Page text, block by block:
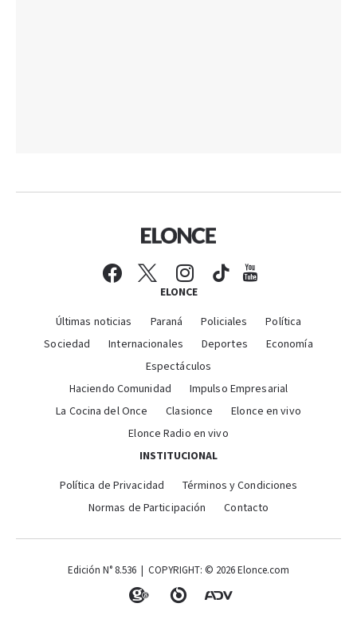
ELONCE
Últimas noticias Paraná Policiales
Política
Sociedad
Internacionales Deportes
Economía
Espectáculos
Haciendo Comunidad
Impulso Empresarial
La Cocina del Once
Clasionce
Elonce en vivo
Elonce Radio en vivo
INSTITUCIONAL
Política de Privacidad
Términos y Condiciones
Normas de Participación
Contacto
Edición N° 8.536 | COPYRIGHT: © 2026 Elonce.com